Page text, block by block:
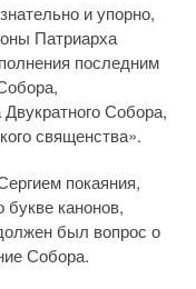
и упорно,
Патриарха
последним
Собора,
священства».
покаяния,
букве канонов,
был вопрос о
Собора.